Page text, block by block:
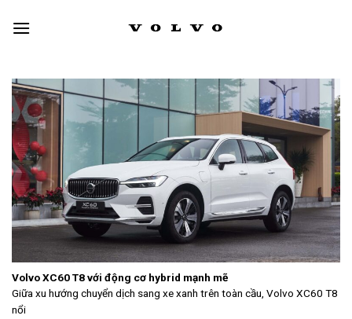
Volvo XC60 T8 với động cơ hybrid mạnh mẽ
Giữa xu hướng chuyển dịch sang xe xanh trên toàn cầu, Volvo XC60 T8
nổi